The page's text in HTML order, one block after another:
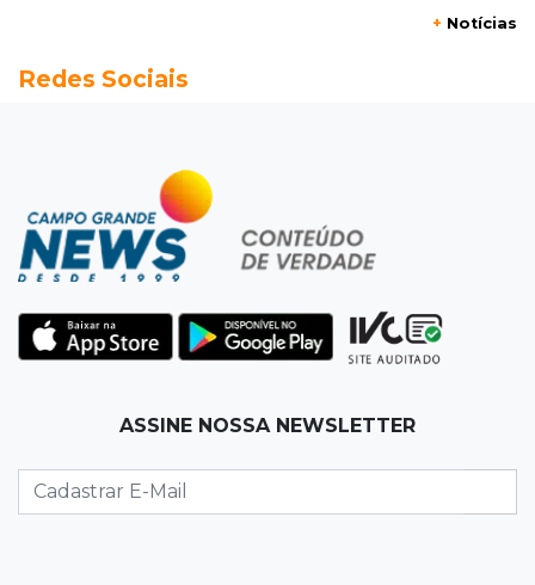
Caminhão envolvido em acidente com 4
Pagará indenização
Homem que atacou ex com motosserra na
frente da filha é condenado
Rodamos 1.000 km com o Basalt; veja onde
ele mais surpreendeu
Luto na arquitetura
arquiteto dos projetos fora do comum
+ Notícias
Redes Sociais
ASSINE NOSSA NEWSLETTER